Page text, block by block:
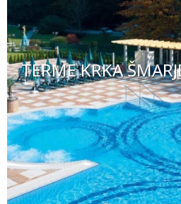
TERME KRKA